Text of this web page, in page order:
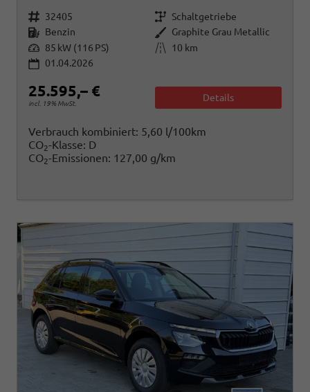
Fahrzeugnr. 32405 Getriebe Schaltgetriebe
Kraftstoff Benzin Außenfarbe Graphite Grau Metallic
Leistung 85 kW (116 PS) Kilometerstand
10 km
01.04.2026
25.595,– €
incl. 19% MwSt.
Details
Verbrauch kombiniert: 5,60 l/100km
CO2-Klasse: D
CO2-Emissionen: 127,00 g/km